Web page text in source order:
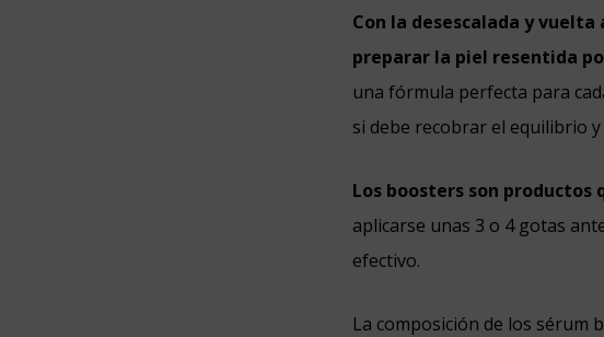
Con la desescalada y
preparar la piel resentida
una fórmula perfecta para
si debe recobrar el equilibrio
Los boosters son
aplicarse unas 3 o 4 gotas
efectivo.
La composición de los sérum